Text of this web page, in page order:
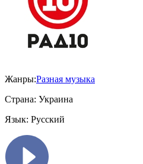
Жанры:Разная музыка
Страна: Украина
Язык: Русский